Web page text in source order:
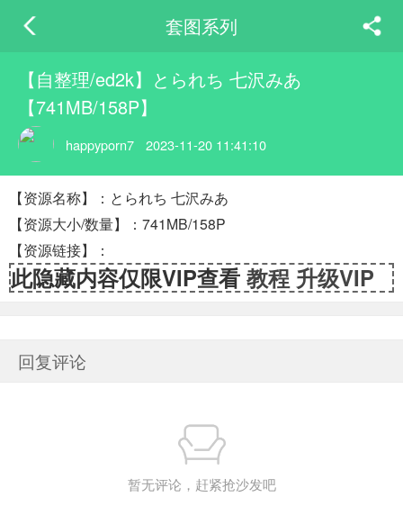
套图系列
【自整理/ed2k】とられち 七沢みあ
【741MB/158P】
happyporn7 2023-11-20 11:41:10
【资源名称】：とられち 七沢みあ
【资源大小/数量】：741MB/158P
【资源链接】：
此隐藏内容仅限VIP查看 教程 升级VIP
回复评论
暂无评论，赶紧抢沙发吧